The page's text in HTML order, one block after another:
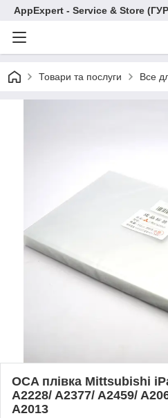
AppExpert - Service & Store
Товари та послуги Все
OCA плівка Mittsubishi
A2228/ A2377/ A2459/
A2013